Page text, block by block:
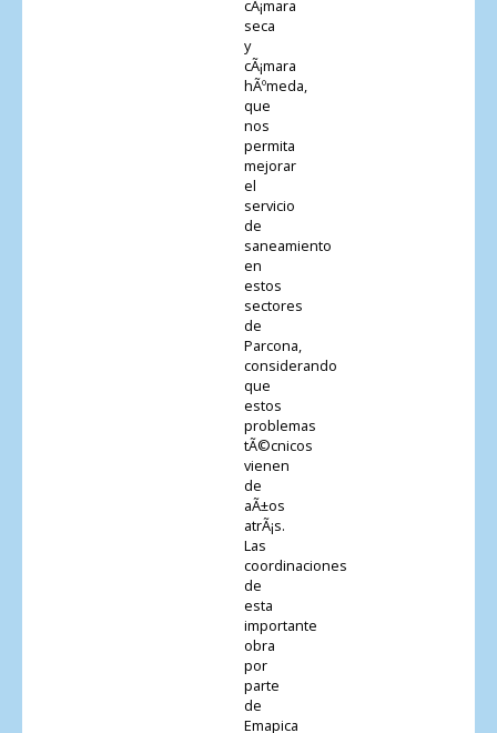
cÃ¡mara
seca
y
cÃ¡mara
hÃºmeda,
que
nos
permita
mejorar
el
servicio
de
saneamiento
en
estos
sectores
de
Parcona,
considerando
que
estos
problemas
tÃ©cnicos
vienen
de
aÃ±os
atrÃ¡s.
Las
coordinaciones
de
esta
importante
obra
por
parte
de
Emapica